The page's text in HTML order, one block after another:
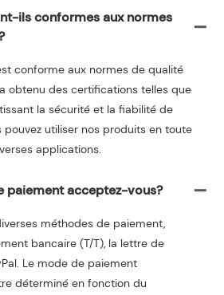
ils conformes aux normes
conforme aux normes de qualité
obtenu des certifications telles que
la sécurité et la fiabilité de
pouvez utiliser nos produits en toute
applications.
paiement acceptez-vous?
méthodes de paiement,
bancaire (T/T), la lettre de
Le mode de paiement
déterminé en fonction du